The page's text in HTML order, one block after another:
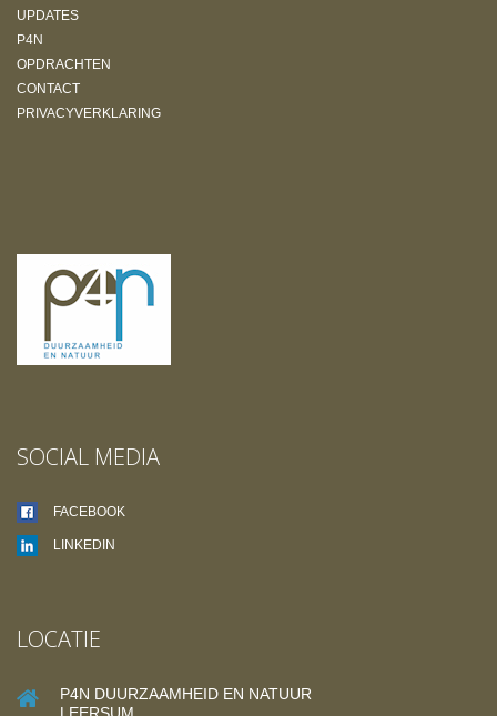
UPDATES
P4N
OPDRACHTEN
CONTACT
PRIVACYVERKLARING
SOCIAL MEDIA
FACEBOOK
LINKEDIN
LOCATIE
P4N DUURZAAMHEID EN NATUUR
LEERSUM